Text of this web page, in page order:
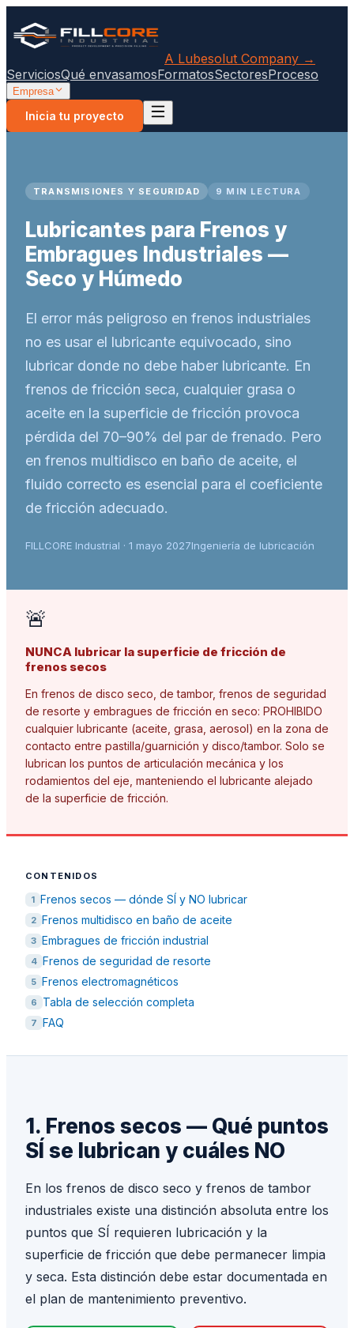
A Lubesolut Company →
ServiciosQué envasamosFormatosSectoresProceso
Empresa
Inicia tu proyecto
TRANSMISIONES Y SEGURIDAD 9 MIN LECTURA
Lubricantes para Frenos y
Embragues Industriales —
Seco y Húmedo
El error más peligroso en frenos industriales
no es usar el lubricante equivocado, sino
lubricar donde no debe haber lubricante. En
frenos de fricción seca, cualquier grasa o
aceite en la superficie de fricción provoca
pérdida del 70–90% del par de frenado. Pero
en frenos multidisco en baño de aceite, el
fluido correcto es esencial para el coeficiente
de fricción adecuado.
FILLCORE Industrial · 1 mayo 2027Ingeniería de lubricación
🚨
NUNCA lubricar la superficie de fricción de
frenos secos
En frenos de disco seco, de tambor, frenos de seguridad
de resorte y embragues de fricción en seco: PROHIBIDO
cualquier lubricante (aceite, grasa, aerosol) en la zona de
contacto entre pastilla/guarnición y disco/tambor. Solo se
lubrican los puntos de articulación mecánica y los
rodamientos del eje, manteniendo el lubricante alejado
de la superficie de fricción.
CONTENIDOS
1 Frenos secos — dónde SÍ y NO lubricar
2 Frenos multidisco en baño de aceite
3 Embragues de fricción industrial
4 Frenos de seguridad de resorte
5 Frenos electromagnéticos
6 Tabla de selección completa
7 FAQ
1. Frenos secos — Qué puntos
SÍ se lubrican y cuáles NO
En los frenos de disco seco y frenos de tambor
industriales existe una distinción absoluta entre los
puntos que SÍ requieren lubricación y la
superficie de fricción que debe permanecer limpia
y seca. Esta distinción debe estar documentada en
el plan de mantenimiento preventivo.